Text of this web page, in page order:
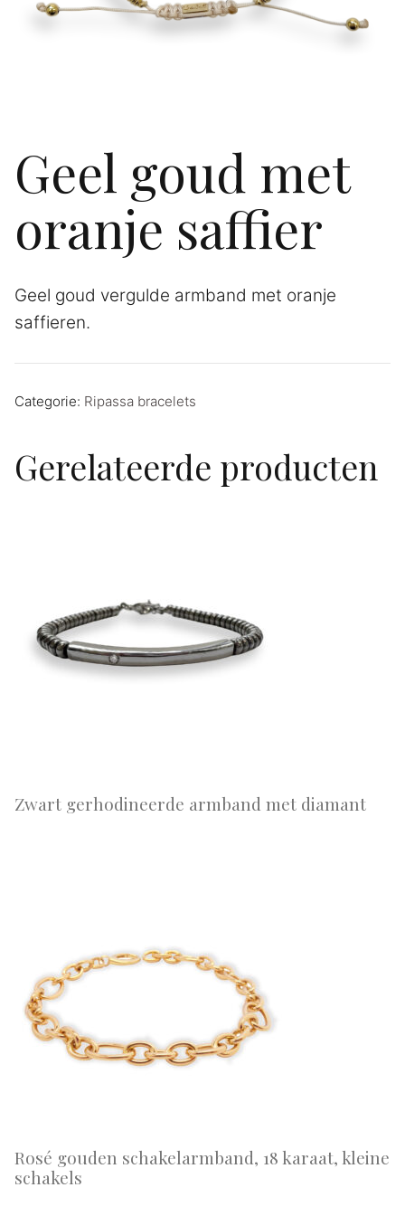
Geel goud met
oranje saffier
Geel goud vergulde armband met oranje
saffieren.
Categorie: Ripassa bracelets
Gerelateerde producten
Zwart gerhodineerde armband met diamant
Rosé gouden schakelarmband, 18 karaat, kleine
schakels